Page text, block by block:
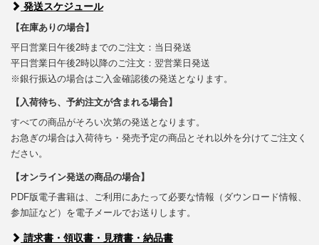
発送スケジュール
【在庫ありの場合】
平日営業日午後2時までのご注文：当日発送
平日営業日午後2時以降のご注文：翌営業日発送
※銀行振込の場合はご入金確認後の発送となります。
【入荷待ち、予約注文が含まれる場合】
すべての商品がそろい次第の発送となります。
お急ぎの場合は入荷待ち・発売予定の商品とそれ以外を分けてご注文く
ださい。
【オンライン発送の商品の場合】
PDF版電子書籍は、ご利用にあたって必要な情報（ダウンロード情報、
参加証など）を電子メールでお送りします。
請求書・領収書・見積書・納品書